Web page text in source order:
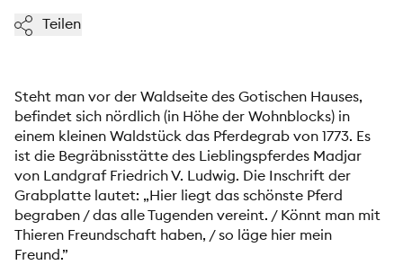
Teilen
Steht man vor der Waldseite des Gotischen Hauses,
befindet sich nördlich (in Höhe der Wohnblocks) in
einem kleinen Waldstück das Pferdegrab von 1773. Es
ist die Begräbnisstätte des Lieblingspferdes Madjar
von Landgraf Friedrich V. Ludwig. Die Inschrift der
Grabplatte lautet: „Hier liegt das schönste Pferd
begraben / das alle Tugenden vereint. / Könnt man mit
Thieren Freundschaft haben, / so läge hier mein
Freund.”